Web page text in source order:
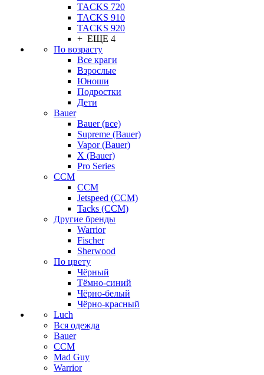
TACKS 720
TACKS 910
TACKS 920
+ ЕЩЕ 4
По возрасту
Все краги
Взрослые
Юноши
Подростки
Дети
Bauer
Bauer (все)
Supreme (Bauer)
Vapor (Bauer)
X (Bauer)
Pro Series
CCM
CCM
Jetspeed (CCM)
Tacks (CCM)
Другие бренды
Warrior
Fischer
Sherwood
По цвету
Чёрный
Тёмно-синий
Чёрно-белый
Чёрно-красный
Luch
Вся одежда
Bauer
CCM
Mad Guy
Warrior